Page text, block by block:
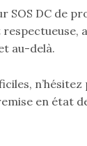
DC de
au-delà.
n’hésitez
en état